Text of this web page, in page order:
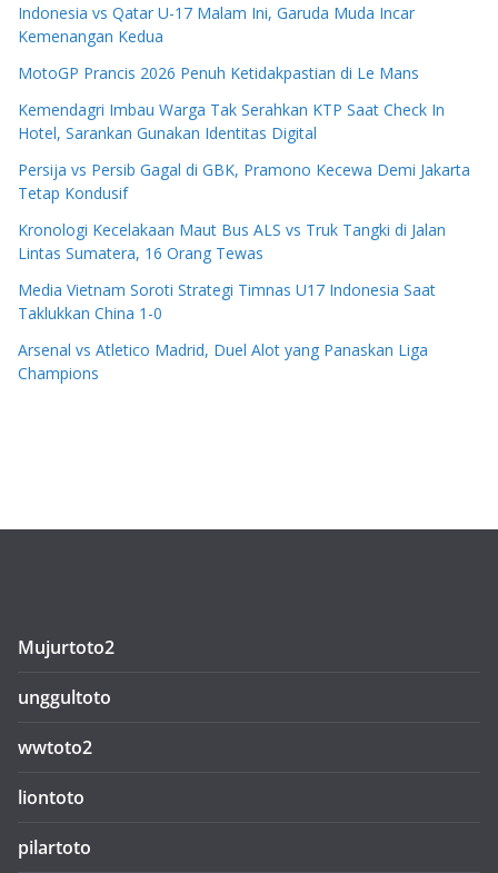
Indonesia vs Qatar U-17 Malam Ini, Garuda Muda Incar
Kemenangan Kedua
MotoGP Prancis 2026 Penuh Ketidakpastian di Le Mans
Kemendagri Imbau Warga Tak Serahkan KTP Saat Check In
Hotel, Sarankan Gunakan Identitas Digital
Persija vs Persib Gagal di GBK, Pramono Kecewa Demi Jakarta
Tetap Kondusif
Kronologi Kecelakaan Maut Bus ALS vs Truk Tangki di Jalan
Lintas Sumatera, 16 Orang Tewas
Media Vietnam Soroti Strategi Timnas U17 Indonesia Saat
Taklukkan China 1-0
Arsenal vs Atletico Madrid, Duel Alot yang Panaskan Liga
Champions
Mujurtoto2
unggultoto
wwtoto2
liontoto
pilartoto